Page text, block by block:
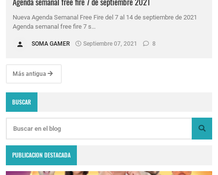
Nueva Agenda Semanal Free Fire del 7 al 14 de septiembre de 2021
Agenda semanal free fire 7 s…
SOMA GAMER Septiembre 07, 2021 8
Más antigua
BUSCAR
PUBLICACION DESTACADA